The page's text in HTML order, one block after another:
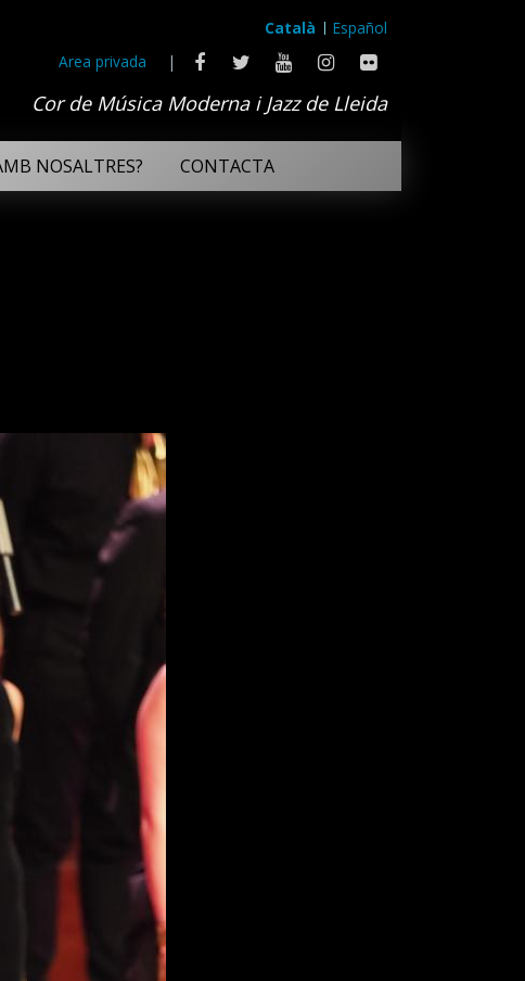
Català
Español
Area privada
|
Cor de Música Moderna i Jazz de Lleida
NOSALTRES? CONTACTA